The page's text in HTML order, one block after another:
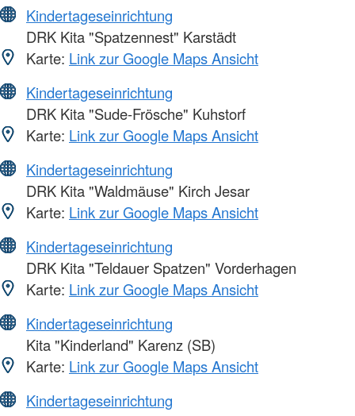
Kindertageseinrichtung
DRK Kita "Spatzennest" Karstädt
Karte: Link zur Google Maps Ansicht
Kindertageseinrichtung
DRK Kita "Sude-Frösche" Kuhstorf
Karte: Link zur Google Maps Ansicht
Kindertageseinrichtung
DRK Kita "Waldmäuse" Kirch Jesar
Karte: Link zur Google Maps Ansicht
Kindertageseinrichtung
DRK Kita "Teldauer Spatzen" Vorderhagen
Karte: Link zur Google Maps Ansicht
Kindertageseinrichtung
Kita "Kinderland" Karenz (SB)
Karte: Link zur Google Maps Ansicht
Kindertageseinrichtung